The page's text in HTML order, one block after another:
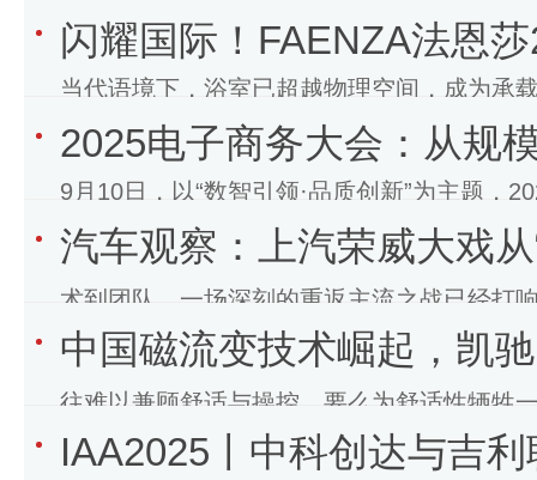
案亮相，展现物流行业发展新趋势。展区内
闪耀国际！FAENZA法恩
当代语境下，浴室已超越物理空间，成为承
洗漱、沐浴、如厕日常节奏；舒适度为内核
2025电子商务大会：从规
9月10日，以“数智引领·品质创新”为主题，
幕。当前，全球电子商务正步入以人
汽车观察：上汽荣威大戏从
术到团队，一场深刻的重返主流之战已经打
终身质保的荣威M7D
中国磁流变技术崛起，凯
往难以兼顾舒适与操控，要么为舒适性牺牲
体验。然而，随着像凯驰磁流变
IAA2025丨中科创达与吉